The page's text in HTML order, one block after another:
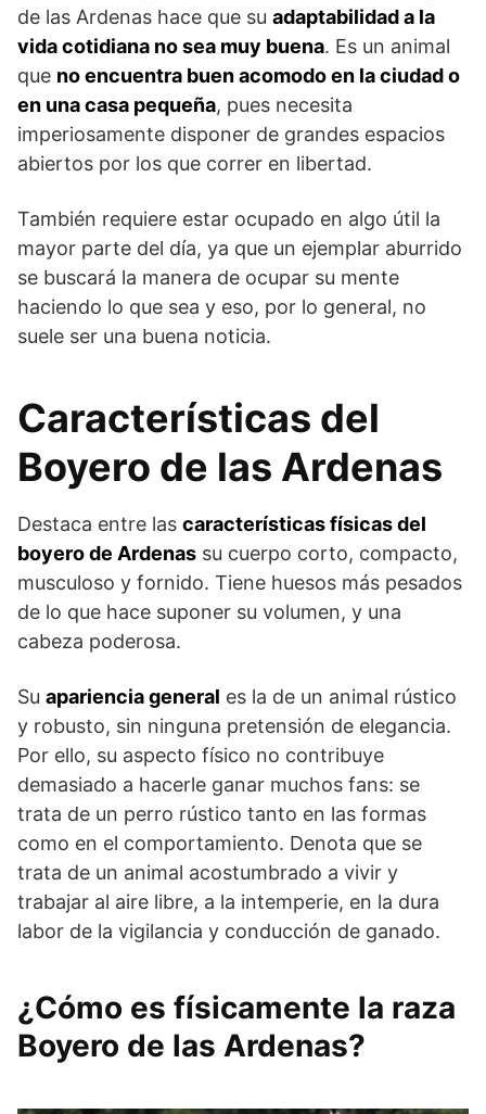
de las Ardenas hace que su adaptabilidad a la
vida cotidiana no sea muy buena. Es un animal
que no encuentra buen acomodo en la ciudad o
en una casa pequeña, pues necesita
imperiosamente disponer de grandes espacios
abiertos por los que correr en libertad.
También requiere estar ocupado en algo útil la
mayor parte del día, ya que un ejemplar aburrido
se buscará la manera de ocupar su mente
haciendo lo que sea y eso, por lo general, no
suele ser una buena noticia.
Características del
Boyero de las Ardenas
Destaca entre las características físicas del
boyero de Ardenas su cuerpo corto, compac­to,
musculoso y fornido. Tiene huesos más pesados
de lo que hace suponer su volumen, y una
cabeza poderosa.
Su apariencia general es la de un animal rústico
y robusto, sin ninguna pretensión de elegancia.
Por ello, su aspecto físico no contribuye
demasiado a hacerle ganar muchos fans: se
trata de un perro rústico tanto en las formas
como en el comportamiento. Denota que se
trata de un animal acostumbrado a vivir y
trabajar al aire libre, a la intemperie, en la dura
labor de la vigilancia y conducción de ganado.
¿Cómo es físicamente la raza
Boyero de las Ardenas?